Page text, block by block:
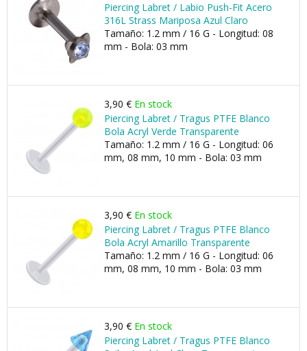
Piercing Labret / Labio Push-Fit Acero
316L Strass Mariposa Azul Claro
Tamaño: 1.2 mm / 16 G - Longitud: 08
mm - Bola: 03 mm
3,90 € En stock
Piercing Labret / Tragus PTFE Blanco
Bola Acryl Verde Transparente
Tamaño: 1.2 mm / 16 G - Longitud: 06
mm, 08 mm, 10 mm - Bola: 03 mm
3,90 € En stock
Piercing Labret / Tragus PTFE Blanco
Bola Acryl Amarillo Transparente
Tamaño: 1.2 mm / 16 G - Longitud: 06
mm, 08 mm, 10 mm - Bola: 03 mm
3,90 € En stock
Piercing Labret / Tragus PTFE Blanco